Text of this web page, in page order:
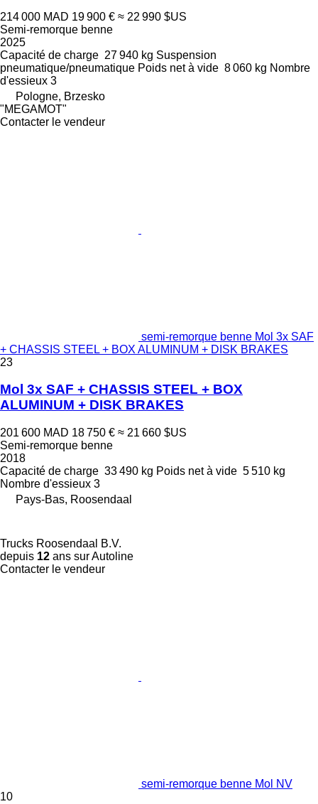
214 000 MAD 19 900 € ≈ 22 990 $US
Semi-remorque benne
2025
Capacité de charge 27 940 kg Suspension
pneumatique/pneumatique Poids net à vide 8 060 kg Nombre
d'essieux 3
Pologne, Brzesko
"MEGAMOT"
Contacter le vendeur
semi-remorque benne Mol 3x SAF
+ CHASSIS STEEL + BOX ALUMINUM + DISK BRAKES
23
Mol 3x SAF + CHASSIS STEEL + BOX
ALUMINUM + DISK BRAKES
201 600 MAD 18 750 € ≈ 21 660 $US
Semi-remorque benne
2018
Capacité de charge 33 490 kg Poids net à vide 5 510 kg
Nombre d'essieux 3
Pays-Bas, Roosendaal
Trucks Roosendaal B.V.
depuis 12 ans sur Autoline
Contacter le vendeur
semi-remorque benne Mol NV
10